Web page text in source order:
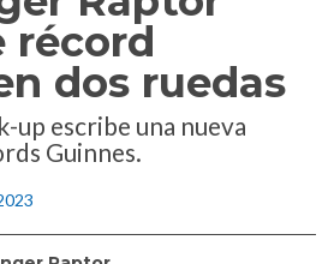
récord
dos ruedas
up escribe una nueva
Guinnes.